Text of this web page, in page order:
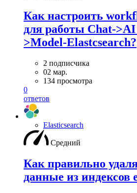
Как настроить
для работы Chat-
>Model-Elastcsearch?
2 подписчика
02 мар.
134 просмотра
0
ответов
Elasticsearch
Средний
Как правильно
данные из индексов